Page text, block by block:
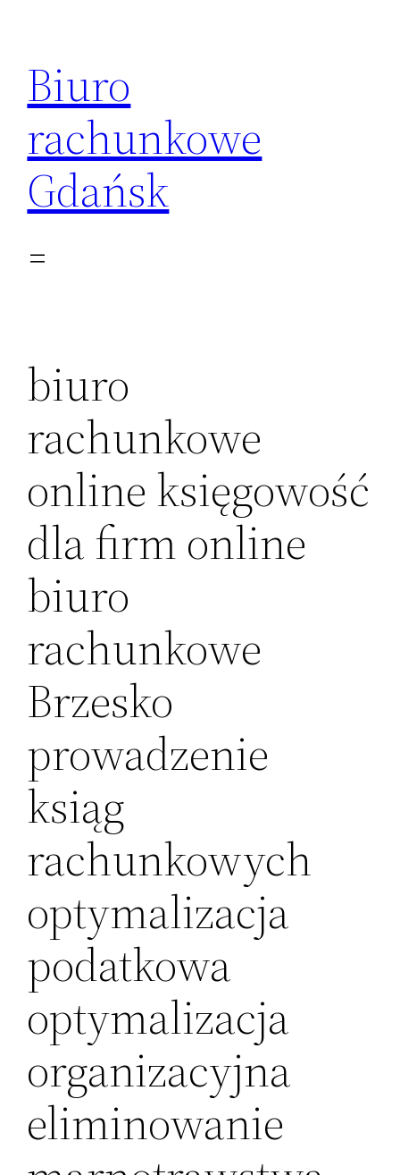
treści
Biuro
rachunkowe
Gdańsk
biuro
rachunkowe
online księgowość
dla firm online
biuro
rachunkowe
Brzesko
prowadzenie
ksiąg
rachunkowych
optymalizacja
podatkowa
optymalizacja
organizacyjna
eliminowanie